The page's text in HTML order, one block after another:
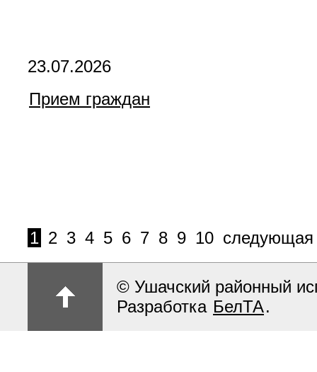
23.07.2026
Прием граждан
1 2 3 4 5 6 7 8 9 10 следующая
© Ушачский районный
Разработка БелТА.